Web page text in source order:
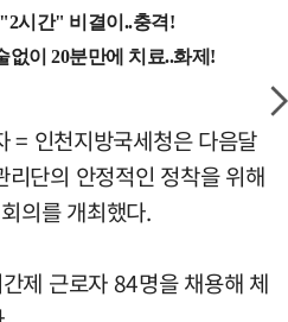
= 인천지방국세청은 다음달
단의 안정적인 정착을 위해
의를 개최했다.
제 근로자 84명을 채용해 체